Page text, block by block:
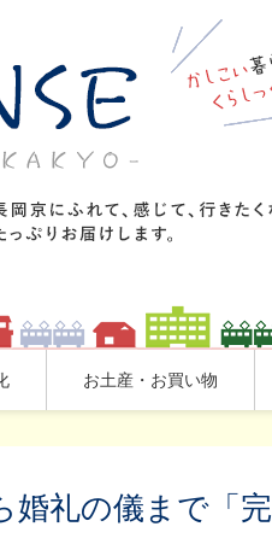
お土産・お買い物
婚礼の儀まで「完